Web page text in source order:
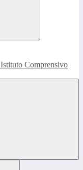
Istituto Comprensivo